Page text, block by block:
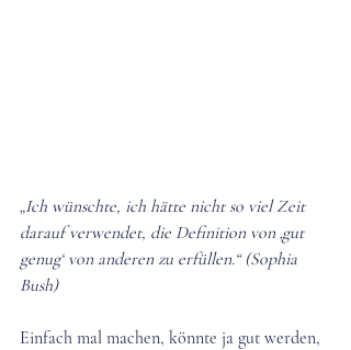
„Ich wünschte, ich hätte nicht so viel Zeit
darauf verwendet, die Definition von ‚gut
genug‘ von anderen zu erfüllen.“ (Sophia
Bush)
Einfach mal machen, könnte ja gut werden,